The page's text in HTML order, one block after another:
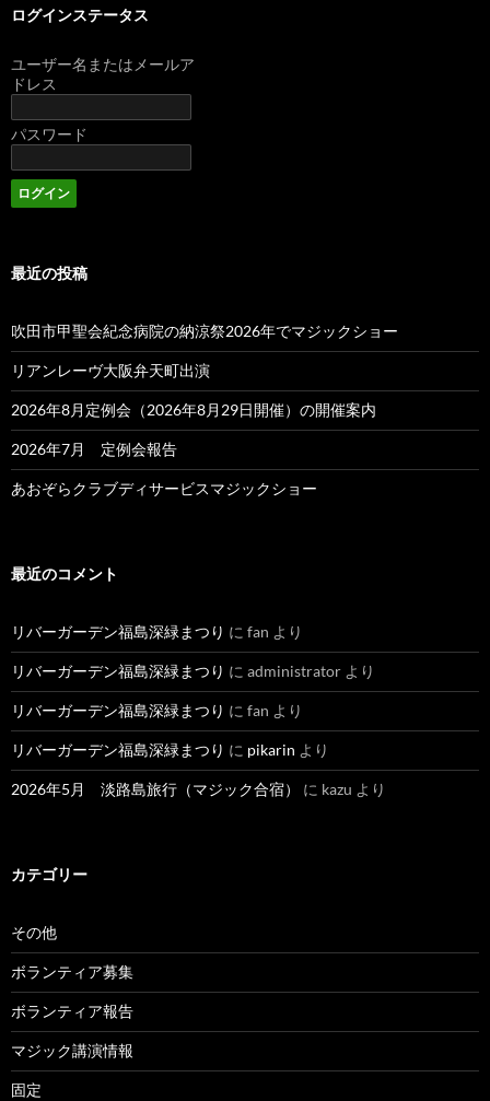
ログインステータス
ユーザー名またはメールア
ドレス
パスワード
最近の投稿
吹田市甲聖会紀念病院の納涼祭2026年でマジックショー
リアンレーヴ大阪弁天町出演
2026年8月定例会（2026年8月29日開催）の開催案内
2026年7月 定例会報告
あおぞらクラブディサービスマジックショー
最近のコメント
リバーガーデン福島深緑まつり に fan より
リバーガーデン福島深緑まつり に administrator より
リバーガーデン福島深緑まつり に fan より
リバーガーデン福島深緑まつり に pikarin より
2026年5月 淡路島旅行（マジック合宿） に kazu より
カテゴリー
その他
ボランティア募集
ボランティア報告
マジック講演情報
固定